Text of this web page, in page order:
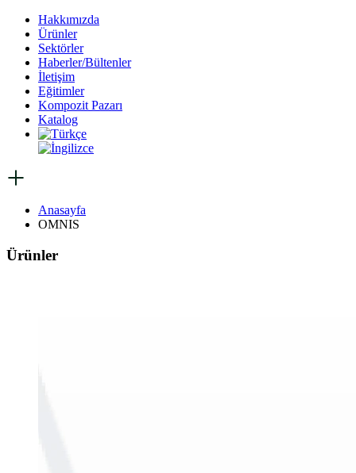
Hakkımızda
Ürünler
Sektörler
Haberler/Bültenler
İletişim
Eğitimler
Kompozit Pazarı
Katalog
Anasayfa
OMNIS
Ürünler